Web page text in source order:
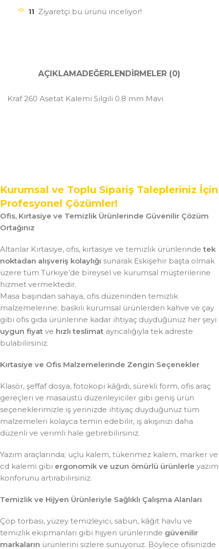
11 Ziyaretçi bu ürünü inceliyor!
AÇIKLAMADEĞERLENDIRMELER (0)
Kraf 260 Asetat Kalemi Silgili 0.8 mm Mavi
Kurumsal ve Toplu Sipariş Talepleriniz İçin
Profesyonel Çözümler!
Ofis, Kırtasiye ve Temizlik Ürünlerinde Güvenilir Çözüm
Ortağınız
Altanlar Kırtasiye, ofis, kırtasiye ve temizlik ürünlerindetek
noktadan alışveriş kolaylığı sunarak Eskişehir başta olmak
üzere tüm Türkiye’de bireysel ve kurumsal müşterilerine
hizmet vermektedir.
Masa başından sahaya, ofis düzeninden temizlik
malzemelerine; baskılı kurumsal ürünlerden kahve ve çay
gibi ofis gıda ürünlerine kadar ihtiyaç duyduğunuz her şeyi
uygun fiyat ve hızlı teslimat ayrıcalığıyla tek adreste
bulabilirsiniz.
Kırtasiye ve Ofis Malzemelerinde Zengin Seçenekler
Klasör, şeffaf dosya, fotokopi kâğıdı, sürekli form, ofis araç
gereçleri ve masaüstü düzenleyiciler gibi geniş ürün
seçeneklerimizle iş yerinizde ihtiyaç duyduğunuz tüm
malzemeleri kolayca temin edebilir, iş akışınızı daha
düzenli ve verimli hale getirebilirsiniz.
Yazım araçlarında; uçlu kalem, tükenmez kalem, marker ve
cd kalemi gibi ergonomik ve uzun ömürlü ürünlerle yazım
konforunu artırabilirsiniz.
Temizlik ve Hijyen Ürünleriyle Sağlıklı Çalışma Alanları
Çöp torbası, yüzey temizleyici, sabun, kâğıt havlu ve
temizlik ekipmanları gibi hijyen ürünlerinde güvenilir
markaların ürünlerini sizlere sunuyoruz. Böylece ofisinizde